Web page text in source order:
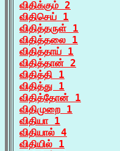
விதிக்கும் 2
விதிசெய் 1
விதித்தருள் 1
விதித்தலை 1
விதித்தாய் 1
விதித்தான் 2
விதித்தி 1
விதித்து 1
விதித்தோன் 1
விதிமுறை 1
விதியா 1
விதியால் 4
விதியில் 1